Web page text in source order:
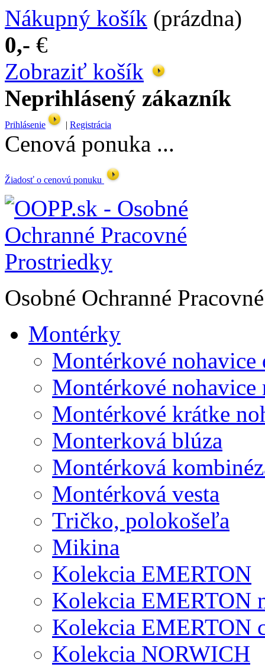
Nákupný košík (prázdna)
0,- €
Zobraziť košík
Neprihlásený zákazník
Prihlásenie | Registrácia
Cenová ponuka ...
Žiadosť o cenovú ponuku
Osobné Ochranné
Montérky
Montérkové nohavice
Montérkové nohavice
Montérkové krátke
Monterková blúza
Montérková
Montérková vesta
Tričko, polokošeľa
Mikina
Kolekcia EMERTON
Kolekcia EMERTON
Kolekcia EMERTON
Kolekcia NORWICH